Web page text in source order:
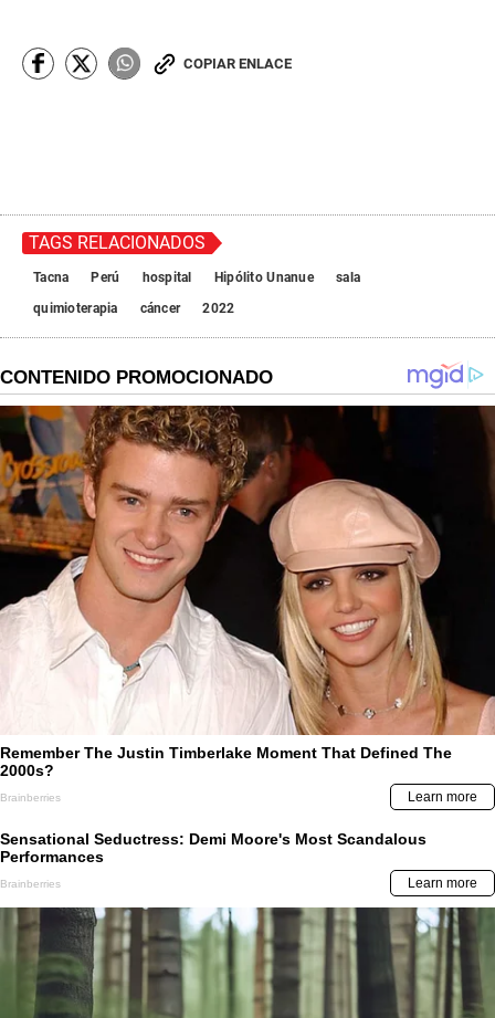
COPIAR ENLACE
TAGS RELACIONADOS
Tacna Perú hospital Hipólito Unanue
sala
quimioterapia
cáncer 2022